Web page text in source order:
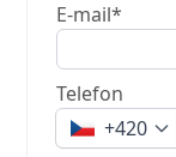
E-mail*
Telefon
+420